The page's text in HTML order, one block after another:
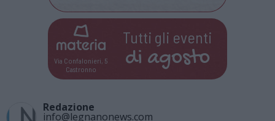
Via Confalonieri, 5
Castronno
Tutti gli eventi
di agosto
Redazione
info@legnanonews.com